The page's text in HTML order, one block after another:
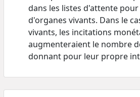
dans les listes d'attente
d'organes vivants. Dans le
vivants, les incitations
augmenteraient le nombre
donnant pour leur propre